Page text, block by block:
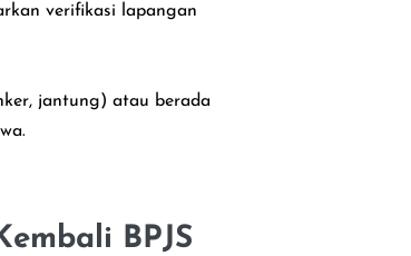
verifikasi lapangan
jantung) atau berada
BPJS